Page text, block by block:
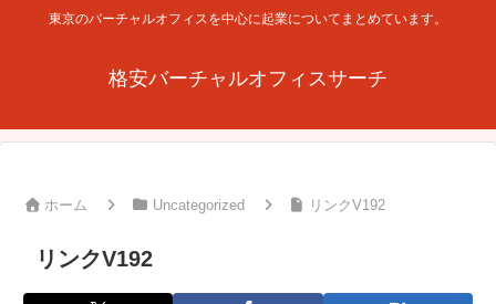
東京のバーチャルオフィスを中心に起業についてまとめています。
格安バーチャルオフィスサーチ
ホーム Uncategorized リンクV192
リンクV192